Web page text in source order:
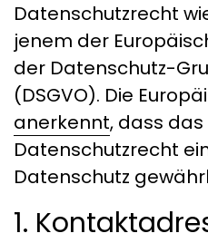
Datenschutzrecht
jenem der
der Datenschutz-
(DSGVO). Die
anerkennt, dass
Datenschutzrecht
Datenschutz
1.